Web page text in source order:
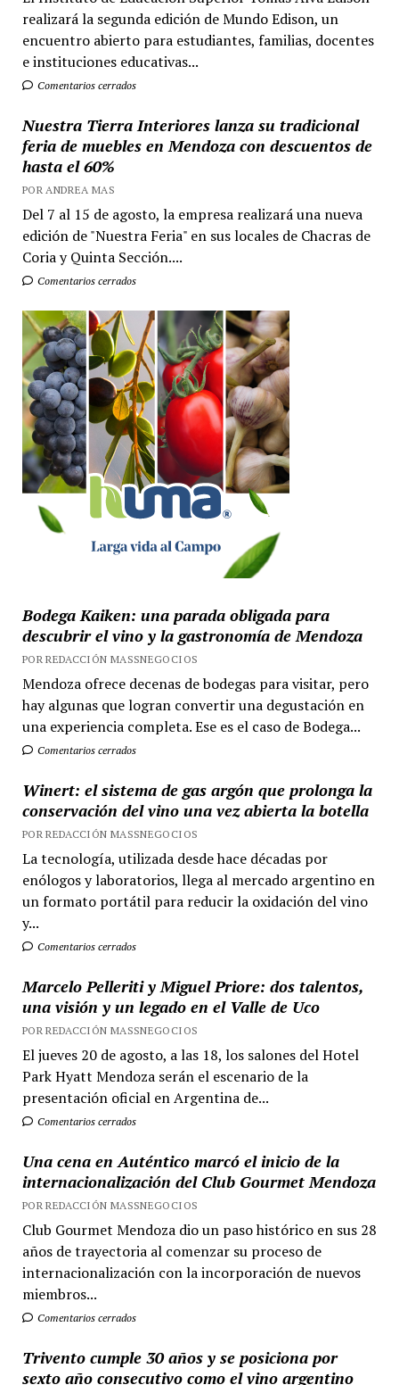
realizará la segunda edición de Mundo Edison, un
encuentro abierto para estudiantes, familias, docentes
e instituciones educativas...
Comentarios cerrados
Nuestra Tierra Interiores lanza su tradicional
feria de muebles en Mendoza con descuentos de
hasta el 60%
POR ANDREA MAS
Del 7 al 15 de agosto, la empresa realizará una nueva
edición de "Nuestra Feria" en sus locales de Chacras de
Coria y Quinta Sección....
Comentarios cerrados
Bodega Kaiken: una parada obligada para
descubrir el vino y la gastronomía de Mendoza
POR REDACCIÓN MASSNEGOCIOS
Mendoza ofrece decenas de bodegas para visitar, pero
hay algunas que logran convertir una degustación en
una experiencia completa. Ese es el caso de Bodega...
Comentarios cerrados
Winert: el sistema de gas argón que prolonga la
conservación del vino una vez abierta la botella
POR REDACCIÓN MASSNEGOCIOS
La tecnología, utilizada desde hace décadas por
enólogos y laboratorios, llega al mercado argentino en
un formato portátil para reducir la oxidación del vino
y...
Comentarios cerrados
Marcelo Pelleriti y Miguel Priore: dos talentos,
una visión y un legado en el Valle de Uco
POR REDACCIÓN MASSNEGOCIOS
El jueves 20 de agosto, a las 18, los salones del Hotel
Park Hyatt Mendoza serán el escenario de la
presentación oficial en Argentina de...
Comentarios cerrados
Una cena en Auténtico marcó el inicio de la
internacionalización del Club Gourmet Mendoza
POR REDACCIÓN MASSNEGOCIOS
Club Gourmet Mendoza dio un paso histórico en sus 28
años de trayectoria al comenzar su proceso de
internacionalización con la incorporación de nuevos
miembros...
Comentarios cerrados
Trivento cumple 30 años y se posiciona por
sexto año consecutivo como el vino argentino